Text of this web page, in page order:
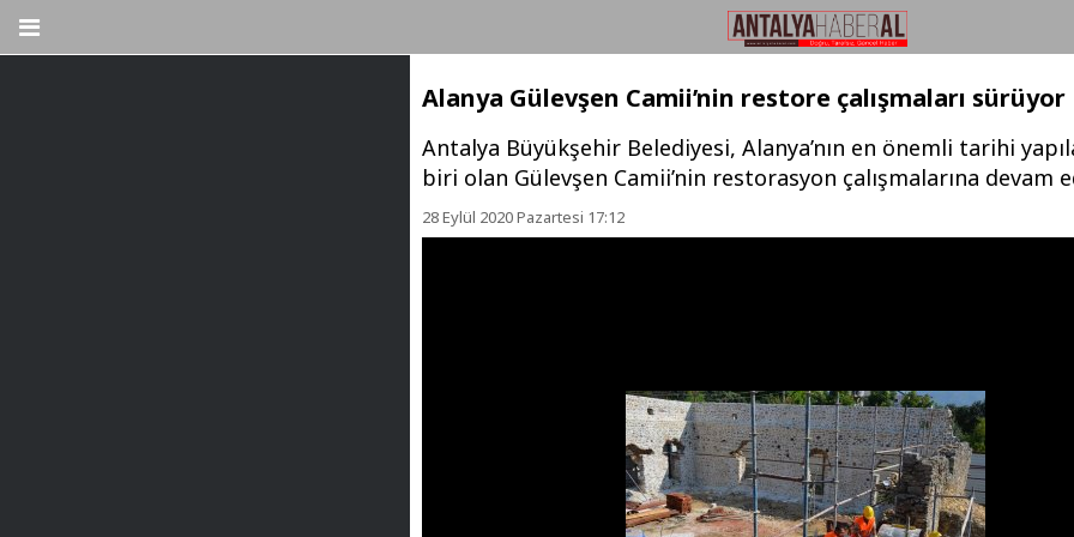
Alanya Gülevşen Camii’nin restore çalışmaları sürüyor
Antalya Büyükşehir Belediyesi, Alanya’nın en önemli tarihi
biri olan Gülevşen Camii’nin restorasyon çalışmalarına devam
28 Eylül 2020 Pazartesi 17:12